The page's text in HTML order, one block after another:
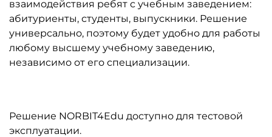
взаимодействия ребят с учебным заведением:
абитуриенты, студенты, выпускники. Решение
универсально, поэтому будет удобно для работы
любому высшему учебному заведению,
независимо от его специализации.
Решение NORBIT4Edu доступно для тестовой
эксплуатации.